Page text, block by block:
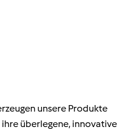
unsere Produkte
überlegene, innovative